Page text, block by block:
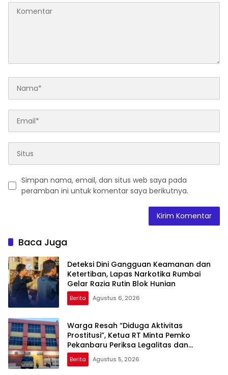
Simpan nama, email, dan situs web saya pada
peramban ini untuk komentar saya berikutnya.
Baca Juga
Deteksi Dini Gangguan Keamanan dan
Ketertiban, Lapas Narkotika Rumbai
Gelar Razia Rutin Blok Hunian
Berita Agustus 6, 2026
Warga Resah “Diduga Aktivitas
Prostitusi”, Ketua RT Minta Pemko
Pekanbaru Periksa Legalitas dan
Aktivitas Z Homestay di Jalan Tanjung
Datuk
Berita Agustus 5, 2026